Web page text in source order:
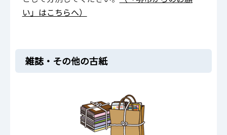
い」はこちらへ）
雑誌・その他の古紙